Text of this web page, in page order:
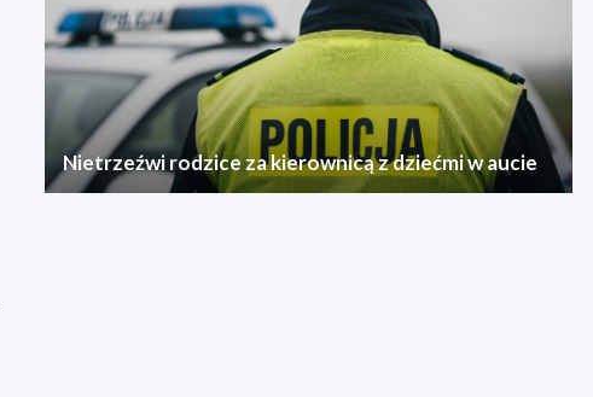
Nietrzeźwi rodzice za kierownicą z dziećmi w aucie